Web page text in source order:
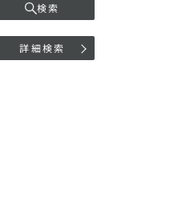
検索
詳細検索